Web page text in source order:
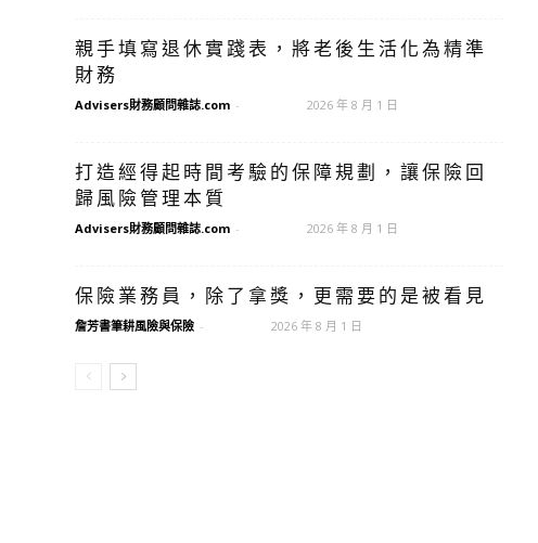
親手填寫退休實踐表，將老後生活化為精準
財務
Advisers財務顧問雜誌.com - 2026 年 8 月 1 日
打造經得起時間考驗的保障規劃，讓保險回
歸風險管理本質
Advisers財務顧問雜誌.com - 2026 年 8 月 1 日
保險業務員，除了拿獎，更需要的是被看見
詹芳書筆耕風險與保險 - 2026 年 8 月 1 日